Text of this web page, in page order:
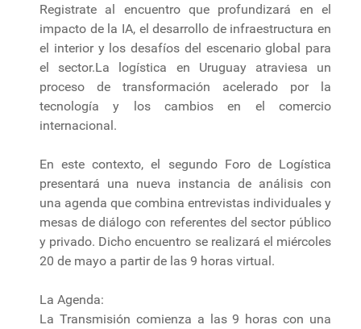
Registrate al encuentro que profundizará en el
impacto de la IA, el desarrollo de infraestructura en
el interior y los desafíos del escenario global para
el sector.La logística en Uruguay atraviesa un
proceso de transformación acelerado por la
tecnología y los cambios en el comercio
internacional.
En este contexto, el segundo Foro de Logística
presentará una nueva instancia de análisis con
una agenda que combina entrevistas individuales y
mesas de diálogo con referentes del sector público
y privado. Dicho encuentro se realizará el miércoles
20 de mayo a partir de las 9 horas virtual.
La Agenda:
La Transmisión comienza a las 9 horas con una